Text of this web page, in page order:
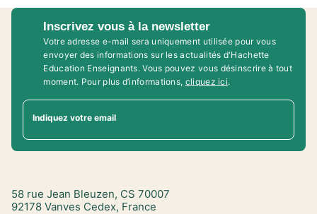
Inscrivez vous à la newsletter
Votre adresse e-mail sera uniquement utilisée pour vous
envoyer des informations sur les actualités d'Hachette
Education Enseignants. Vous pouvez vous désinscrire à tout
moment. Pour plus d’informations, cliquez ici.
Indiquez votre email
58 rue Jean Bleuzen, CS 70007
92178 Vanves Cedex, France